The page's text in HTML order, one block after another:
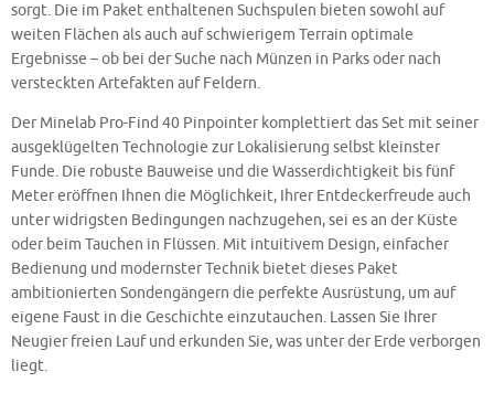
sorgt. Die im Paket enthaltenen Suchspulen bieten sowohl auf
weiten Flächen als auch auf schwierigem Terrain optimale
Ergebnisse – ob bei der Suche nach Münzen in Parks oder nach
versteckten Artefakten auf Feldern.
Der Minelab Pro-Find 40 Pinpointer komplettiert das Set mit seiner
ausgeklügelten Technologie zur Lokalisierung selbst kleinster
Funde. Die robuste Bauweise und die Wasserdichtigkeit bis fünf
Meter eröffnen Ihnen die Möglichkeit, Ihrer Entdeckerfreude auch
unter widrigsten Bedingungen nachzugehen, sei es an der Küste
oder beim Tauchen in Flüssen. Mit intuitivem Design, einfacher
Bedienung und modernster Technik bietet dieses Paket
ambitionierten Sondengängern die perfekte Ausrüstung, um auf
eigene Faust in die Geschichte einzutauchen. Lassen Sie Ihrer
Neugier freien Lauf und erkunden Sie, was unter der Erde verborgen
liegt.